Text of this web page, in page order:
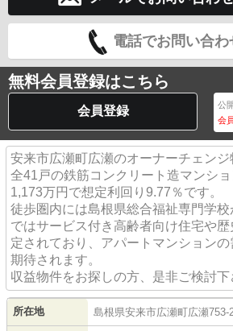
電話でお問い合わ
無料会員登録はこちら
会員登録 公
会
安来市広瀬町広瀬のオーナーチェンジ
全41戸の鉄筋コンクリート造マンシ
1,173万円で想定利回り9.77％です。
徒歩圏内には島根県総合福祉専門学
ではサービス付き高齢者向け住宅や
定されており、アパートマンション
期待されます。
収益物件をお探しの方、是非ご検討下
所在地 島根県安来市広瀬町広瀬753-